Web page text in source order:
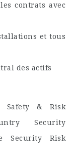
contrats avec
et tous
des actifs
Safety & Risk
Security
Security Risk